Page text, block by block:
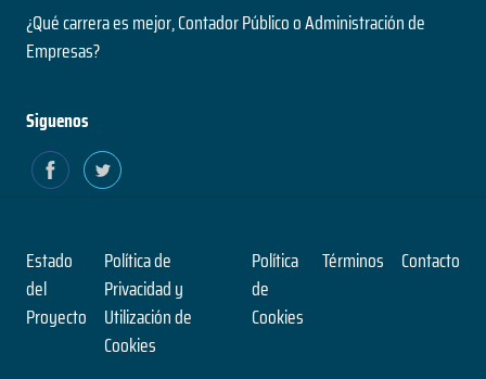
¿Qué carrera es mejor, Contador Público o Administración de
Empresas?
Siguenos
Estado
del
Proyecto
Política de
Privacidad y
Utilización de
Cookies
Política
de
Cookies
Términos Contacto